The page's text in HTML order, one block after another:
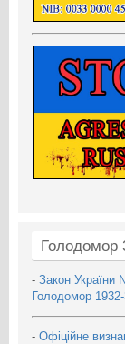
Голодомор
- Закон України
Голодомор 1932-
- Офіційне